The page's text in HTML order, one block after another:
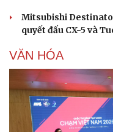
Mitsubishi
quyết đấu CX-5 và
VĂN HÓA